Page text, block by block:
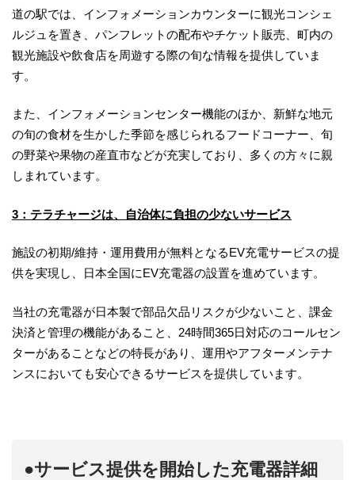
道の駅では、インフォメーションカウンターに観光コンシェ
ルジュを置き、パンフレットの配布やチケット販売、町内の
観光施設や飲食店を周遊する際の旬な情報を提供していま
す。
また、インフォメーションセンター機能のほか、新鮮な地元
の旬の食材を生かした季節を感じられるフードコーナー、旬
の野菜や果物の産直市などが充実しており、多くの方々に親
しまれています。
3：テラチャージは、自治体に負担の少ないサービス
施設の初期/維持・運用費用が無料となるEV充電サービスの提
供を実現し、日本全国にEV充電器の設置を進めています。
当社の充電器が日本製で部品欠品リスクが少ないこと、課金
決済と管理の機能があること、24時間365日対応のコールセン
ターがあることなどの特長があり、運用やアフターメンテナ
ンスにおいても安心できるサービスを提供しています。
●サービス提供を開始した充電器詳細